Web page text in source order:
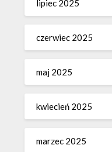
lipiec 2025
czerwiec 2025
maj 2025
kwiecień 2025
marzec 2025